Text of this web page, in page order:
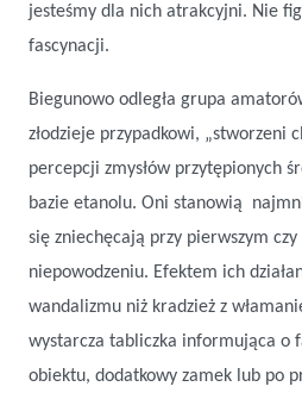
jesteśmy dla nich atrakcyjni. Nie
fascynacji.
Biegunowo odległa grupa
złodzieje przypadkowi, „stworzeni
percepcji zmysłów przytępionych
bazie etanolu. Oni stanowią
się zniechęcają przy pierwszym
niepowodzeniu. Efektem ich
wandalizmu niż kradzież z
wystarcza tabliczka informująca o
obiektu, dodatkowy zamek lub po